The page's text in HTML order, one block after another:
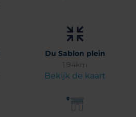
Du Sablon plein
1.94km
Bekijk de kaart